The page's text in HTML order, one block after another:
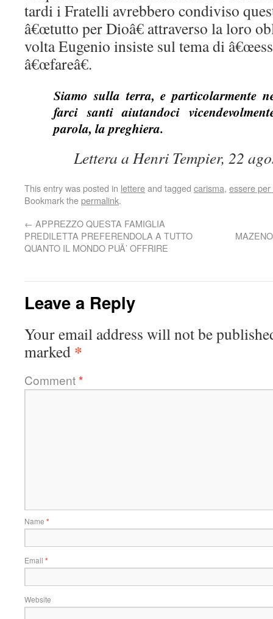
tardi i Fratelli avrebbero condiviso
â€œtutto per Dioâ€ attraverso la loro
volta Eugenio insiste sul tema di
â€œfareâ€.
Siamo sulla terra, e particolarmente
farci santi aiutandoci
parola, la preghiera.
Lettera a Henri Tempier, 22
This entry was posted in lettereand tagged carisma, essere
Bookmark thepermalink.
← APPREZZO QUESTA FAMIGLIA
PREDILETTA PREFERENDOLA A TUTTO
QUANTO IL MONDO PUÃ’ OFFRIRE
Leave a Reply
Your email address will not be
marked *
Comment*
Name *
Email *
Website